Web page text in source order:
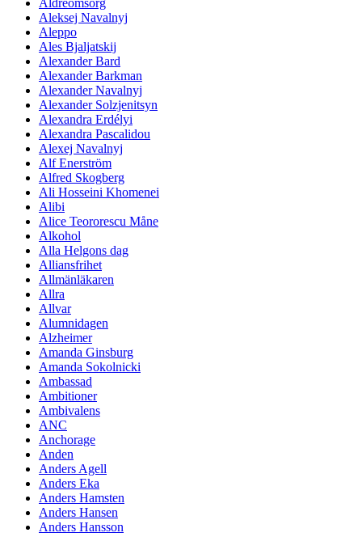
Aleksej Navalnyj
Aleppo
Ales Bjaljatskij
Alexander Bard
Alexander Barkman
Alexander Navalnyj
Alexander Solzjenitsyn
Alexandra Erdélyi
Alexandra Pascalidou
Alexej Navalnyj
Alf Enerström
Alfred Skogberg
Ali Hosseini Khomenei
Alibi
Alice Teororescu Måne
Alkohol
Alla Helgons dag
Alliansfrihet
Allmänläkaren
Allra
Allvar
Alumnidagen
Alzheimer
Amanda Ginsburg
Amanda Sokolnicki
Ambassad
Ambitioner
Ambivalens
ANC
Anchorage
Anden
Anders Agell
Anders Eka
Anders Hamsten
Anders Hansen
Anders Hansson